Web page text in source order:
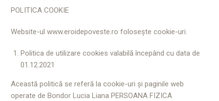
POLITICA COOKIE
Website-ul www.eroidepoveste.ro folosește cookie-uri.
Politica de utilizare cookies valabilă începând cu data de
01.12.2021
Această politică se referă la cookie-uri și paginile web
operate de Bondor Lucia Liana PERSOANA FIZICA